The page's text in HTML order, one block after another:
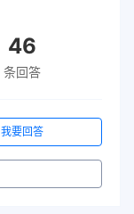
46
条回答
我要回答